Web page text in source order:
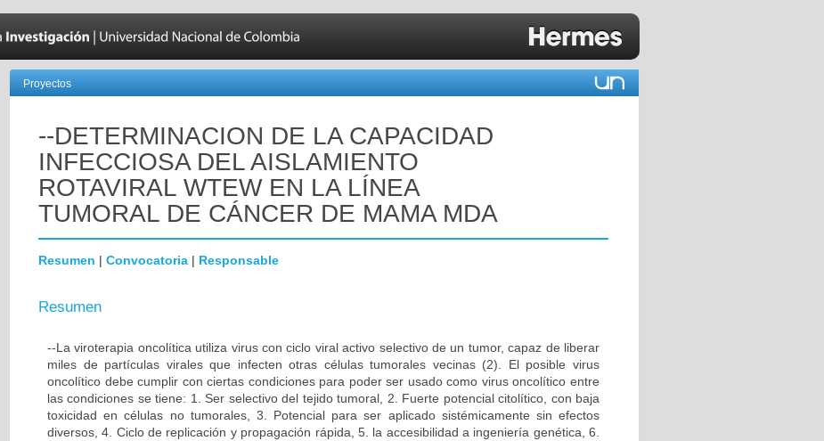
Proyectos
--DETERMINACION DE LA CAPACIDAD
INFECCIOSA DEL AISLAMIENTO
ROTAVIRAL WTEW EN LA LÍNEA
TUMORAL DE CÁNCER DE MAMA MDA
Resumen | Convocatoria | Responsable
Resumen
--La viroterapia oncolítica utiliza virus con ciclo viral activo selectivo de un tumor, capaz de liberar
miles de partículas virales que infecten otras células tumorales vecinas (2). El posible virus
oncolítico debe cumplir con ciertas condiciones para poder ser usado como virus oncolítico entre
las condiciones se tiene: 1. Ser selectivo del tejido tumoral, 2. Fuerte potencial citolítico, con baja
toxicidad en células no tumorales, 3. Potencial para ser aplicado sistémicamente sin efectos
diversos, 4. Ciclo de replicación y propagación rápida, 5. la accesibilidad a ingeniería genética, 6.